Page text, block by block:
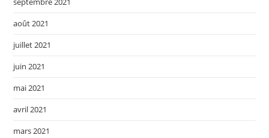
août 2021
juillet 2021
juin 2021
mai 2021
avril 2021
mars 2021